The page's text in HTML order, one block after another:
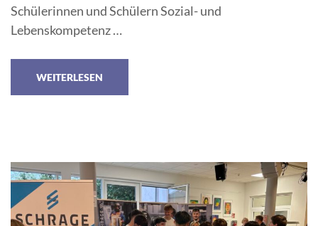
Schülerinnen und Schülern Sozial- und
Lebenskompetenz …
WEITERLESEN